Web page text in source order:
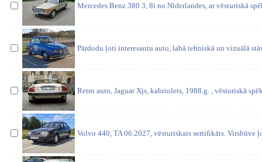
Mercedes Benz 380 3, 8i no Nīderlandes, ar vēsturiskā
Pārdodu ļoti interesantu auto, labā tehniskā un vizuālā
Retro auto, Jaguar Xjs, kabriolets, 1988.g. , vēsturiskā
Volvo 440, TA 06.2027, vēsturiskais sertifikāts. Virsbūve